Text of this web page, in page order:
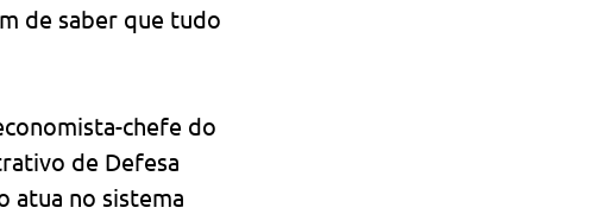
de saber que tudo
chefe do
de Defesa
atua no sistema